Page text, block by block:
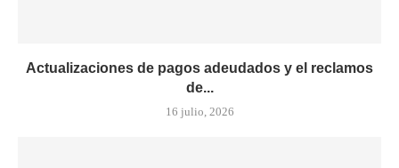
Actualizaciones de pagos adeudados y el reclamos
de...
16 julio, 2026